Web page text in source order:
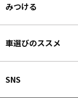
みつける
車選びのススメ
SNS